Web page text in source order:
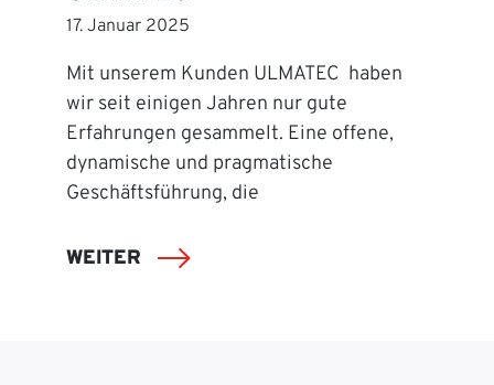
17. Januar 2025
Mit unserem Kunden ULMATEC haben
wir seit einigen Jahren nur gute
Erfahrungen gesammelt. Eine offene,
dynamische und pragmatische
Geschäftsführung, die
WEITER